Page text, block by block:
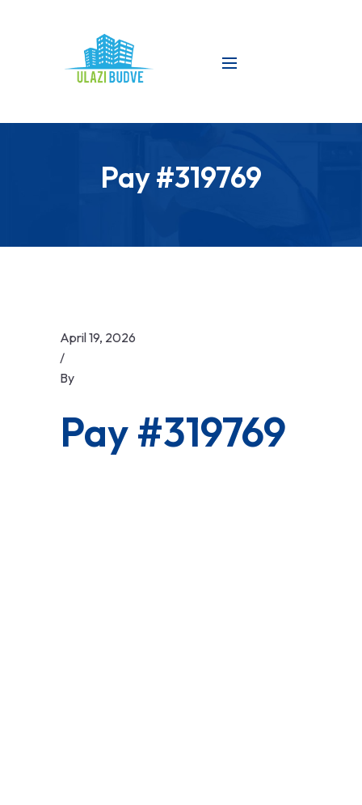
Pay #319769
April 19, 2026
/
By
Pay #319769